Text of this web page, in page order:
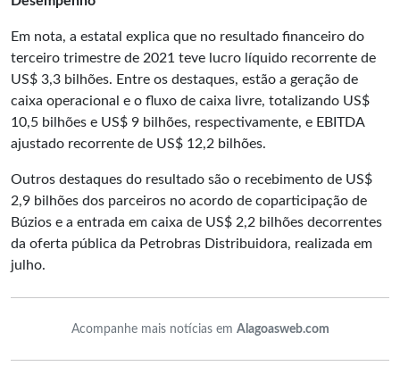
Em nota, a estatal explica que no resultado financeiro do
terceiro trimestre de 2021 teve lucro líquido recorrente de
US$ 3,3 bilhões. Entre os destaques, estão a geração de
caixa operacional e o fluxo de caixa livre, totalizando US$
10,5 bilhões e US$ 9 bilhões, respectivamente, e EBITDA
ajustado recorrente de US$ 12,2 bilhões.
Outros destaques do resultado são o recebimento de US$
2,9 bilhões dos parceiros no acordo de coparticipação de
Búzios e a entrada em caixa de US$ 2,2 bilhões decorrentes
da oferta pública da Petrobras Distribuidora, realizada em
julho.
Acompanhe mais notícias em Alagoasweb.com